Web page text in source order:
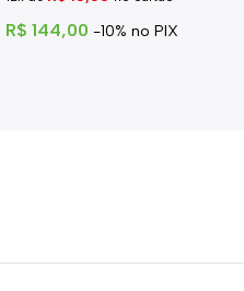
R$ 144,00 -10% no PIX